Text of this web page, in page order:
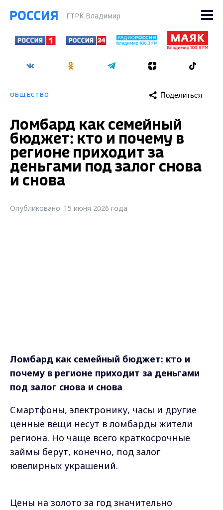
ГТРК Владимир
ОБЩЕСТВО Поделиться
Ломбард как семейный
бюджет: кто и почему в
регионе приходит за
деньгами под залог снова
и снова
Опубликовано: 15 июня 2026 года
Ломбард как семейный бюджет: кто и
почему в регионе приходит за деньгами
под залог снова и снова
Смартфоны, электронику, часы и другие
ценные вещи несут в ломбарды жители
региона. Но чаще всего краткосрочные
займы берут, конечно, под залог
ювелирных украшений.
Цены на золото за год значительно